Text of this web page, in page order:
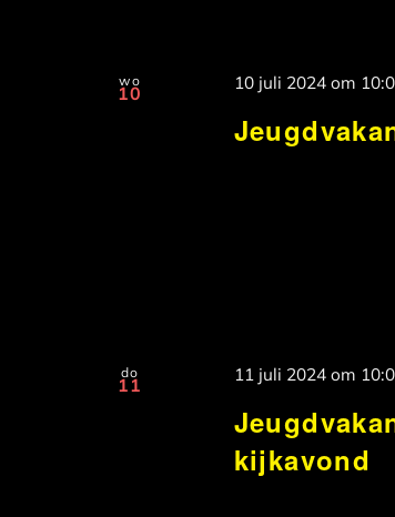
wo
10 10 juli 2024 om
do
11
kijkavond
11 juli 2024 om